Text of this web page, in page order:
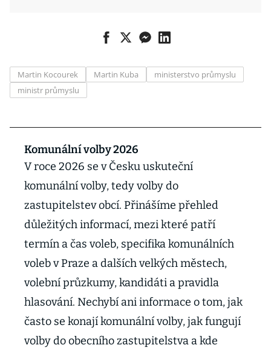
Martin Kocourek Martin Kuba
ministerstvo průmyslu
ministr průmyslu
Komunální volby 2026
V roce 2026 se v Česku uskuteční
komunální volby, tedy volby do
zastupitelstev obcí. Přinášíme přehled
důležitých informací, mezi které patří
termín a čas voleb, specifika komunálních
voleb v Praze a dalších velkých městech,
volební průzkumy, kandidáti a pravidla
hlasování. Nechybí ani informace o tom, jak
často se konají komunální volby, jak fungují
volby do obecního zastupitelstva a kde